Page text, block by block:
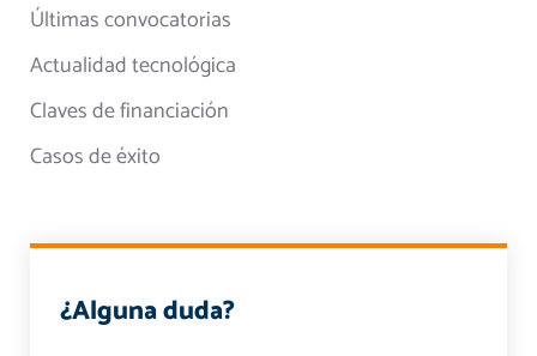
Últimas convocatorias
Actualidad tecnológica
Claves de financiación
Casos de éxito
¿Alguna duda?